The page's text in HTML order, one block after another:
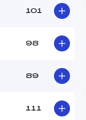
101
98
89
111